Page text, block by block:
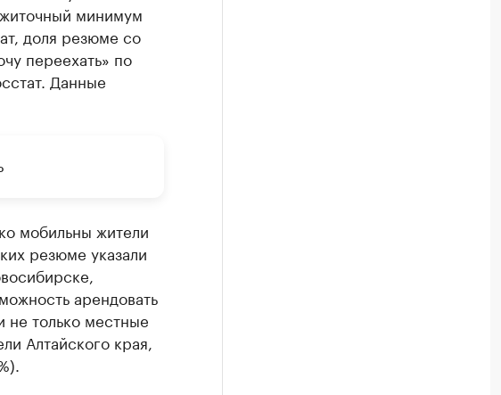
минимум
доля резюме со
переехать» по
Данные
мобильны жители
резюме указали
арендовать
не только местные
Алтайского края,